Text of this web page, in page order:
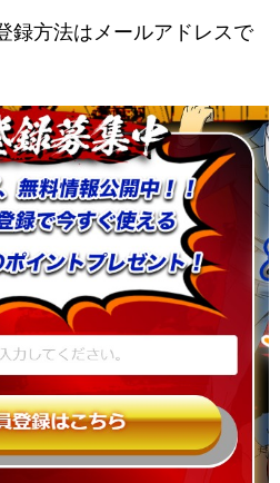
録方法はメールアドレスで